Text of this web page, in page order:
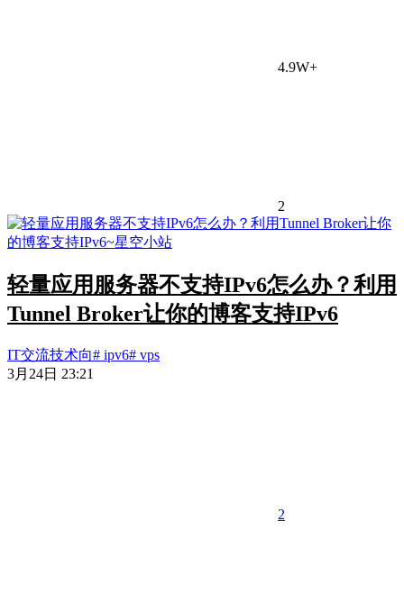
4.9W+
2
轻量应用服务器不支持IPv6怎么办？利用
Tunnel Broker让你的博客支持IPv6
IT交流技术向# ipv6# vps
3月24日 23:21
2